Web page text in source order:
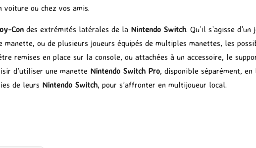
voiture ou chez vos amis.
Con des extrémités latérales de la Nintendo Switch. Qu’il s’agisse
manette, ou de plusieurs joueurs équipés de multiples manettes, les
remises en place sur la console, ou attachées à un accessoire, le
d’utiliser une manette Nintendo Switch Pro, disponible séparément,
de leurs Nintendo Switch, pour s’affronter en multijoueur local.